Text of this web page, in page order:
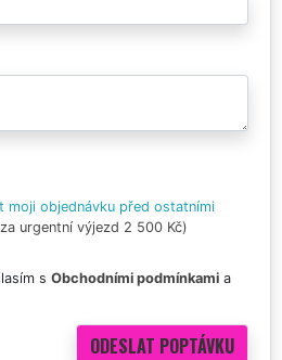
moji objednávku před ostatními
urgentní výjezd 2 500 Kč)
s Obchodními podmínkami a